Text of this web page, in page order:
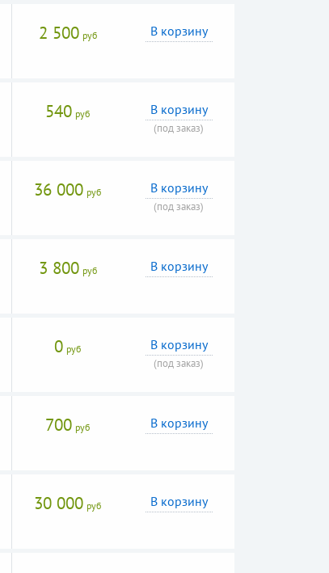
2 500 руб В корзину
540 руб В корзину
(под заказ)
36 000 руб В корзину
(под заказ)
3 800 руб В корзину
0 руб В корзину
(под заказ)
700 руб В корзину
30 000 руб В корзину